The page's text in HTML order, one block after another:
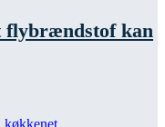
flybrændstof kan